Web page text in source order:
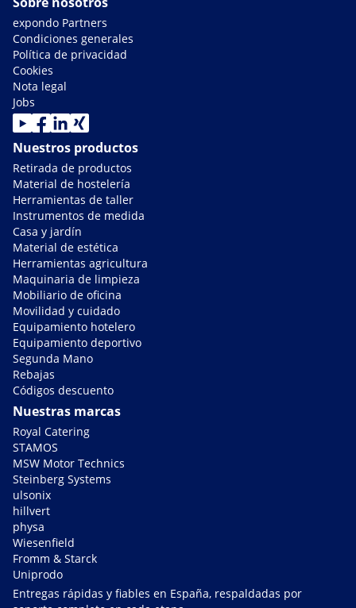
expondo Partners
Condiciones generales
Política de privacidad
Cookies
Nota legal
Jobs
Nuestros productos
Retirada de productos
Material de hostelería
Herramientas de taller
Instrumentos de medida
Casa y jardín
Material de estética
Herramientas agricultura
Maquinaria de limpieza
Mobiliario de oficina
Movilidad y cuidado
Equipamiento hotelero
Equipamiento deportivo
Segunda Mano
Rebajas
Códigos descuento
Nuestras marcas
Royal Catering
STAMOS
MSW Motor Technics
Steinberg Systems
ulsonix
hillvert
physa
Wiesenfield
Fromm & Starck
Uniprodo
Entregas rápidas y fiables en España, respaldadas por